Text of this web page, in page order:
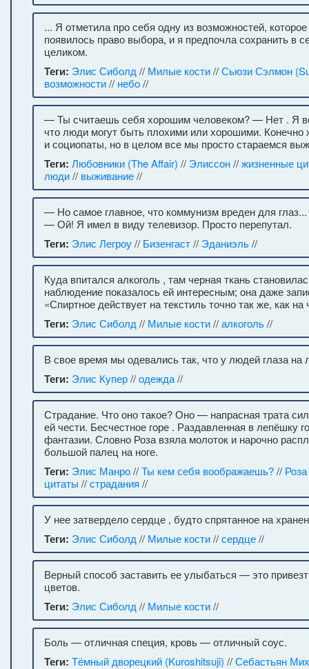
... Я отметила про себя одну из возможностей,
появилось право выбора, и я предпочла сохранить в
целиком.
Теги: Элис Сиболд // Милые кости//Сьюзи Сэлмон
возможности// небо//
— Ты считаешь себя хорошим человеком? — Нет . Я
что люди могут быть плохими или хорошими. Конечно
и социопаты, но в целом все мы просто стараемся
Теги: Любовники (The Affair) // Элиссон//жизненные
люди// выживание//
— Но самое главное, что коммунизм вреден для
— Ой! Я имел в виду телевизор. Просто перепутал.
Теги: Элис Легроу// Бизенгаст// Эданиэль//
Куда впитался алкоголь , там черная ткань
наблюдение показалось ей интересным; она даже
«Спиртное действует на текстиль точно так же, как на
Теги: Элис Сиболд // Милые кости//алкоголь//
В свое время мы одевались так, что у людей глаза на
Теги: Элис Купер//одежда//
Страдание. Что оно такое? Оно — напрасная трата
ей чести. Бесчестное горе . Раздавленная в лепёшку
фантазии. Словно Роза взяла молоток и нарочно
большой палец на ноге.
Теги: Элис Манро//Ты кем себя воображаешь?// Роза
цитаты //страдания //
У нее затвердело сердце , будто спрятанное на
Теги: Элис Сиболд // Милые кости//сердце//
Верный способ заставить ее улыбаться — это
цветов.
Теги: Элис Сиболд // Милые кости//
Боль — отличная специя, кровь — отличный соус.
Теги: Тёмный дворецкий (Kuroshitsuji) //Себастьян